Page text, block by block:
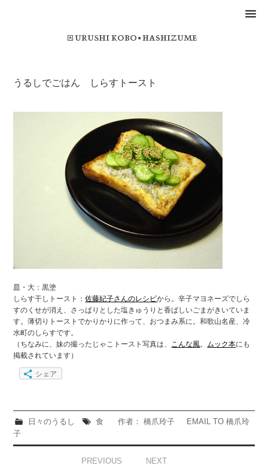
うるしでごはん しらすトースト
皿・大：黒塗
しらす干しトースト：佐藤紀子さんのレシピから。辛子マヨネーズでしら
すのくせが消え、さっぱりとした塩きゅうりと香ばしいごまがきいていま
す。薄切りトーストでかりかりに作って、おつまみ系に。和歌山名産、冷
水町のしらすです。
（ちなみに、妹の撮ったじゃこトースト写真は、 こんな風。ムック本にも
掲載されています）
シェア
日々のうるし 食 作者： 橋爪玲子
EMAIL TO 橋爪玲
子
PREVIOUS NEXT